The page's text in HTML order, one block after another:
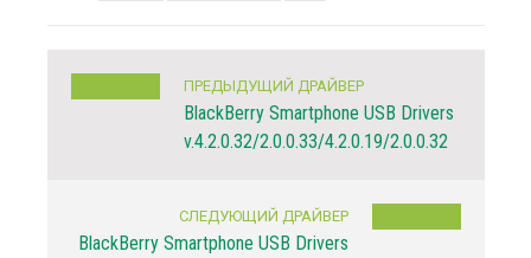
ПРЕДЫДУЩИЙ ДРАЙВЕР
BlackBerry Smartphone USB Drivers
v.4.2.0.32/2.0.0.33/4.2.0.19/2.0.0.32
СЛЕДУЮЩИЙ ДРАЙВЕР
BlackBerry Smartphone USB Drivers